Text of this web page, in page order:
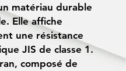
matériau durable
Elle affiche
une résistance
JIS de classe 1.
composé de